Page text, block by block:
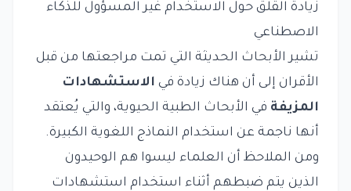
زيادة القلق حول الاستخدام غير المسؤول للذكاء
الاصطناعي
تشير الأبحاث الحديثة التي تمت مراجعتها من قبل
الأقران إلى أن هناك زيادة في الاستشهادات
المزيفة في الأبحاث الطبية الحيوية، والتي يُعتقد
أنها ناجمة عن استخدام النماذج اللغوية الكبيرة.
ومن الملاحظ أن العلماء ليسوا هم الوحيدون
الذين يتم ضبطهم أثناء استخدام استشهادات